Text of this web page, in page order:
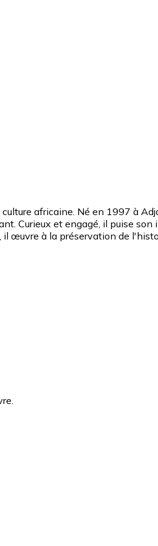
africaine. Né en 1997 à
Curieux et engagé, il puise
œuvre à la préservation de